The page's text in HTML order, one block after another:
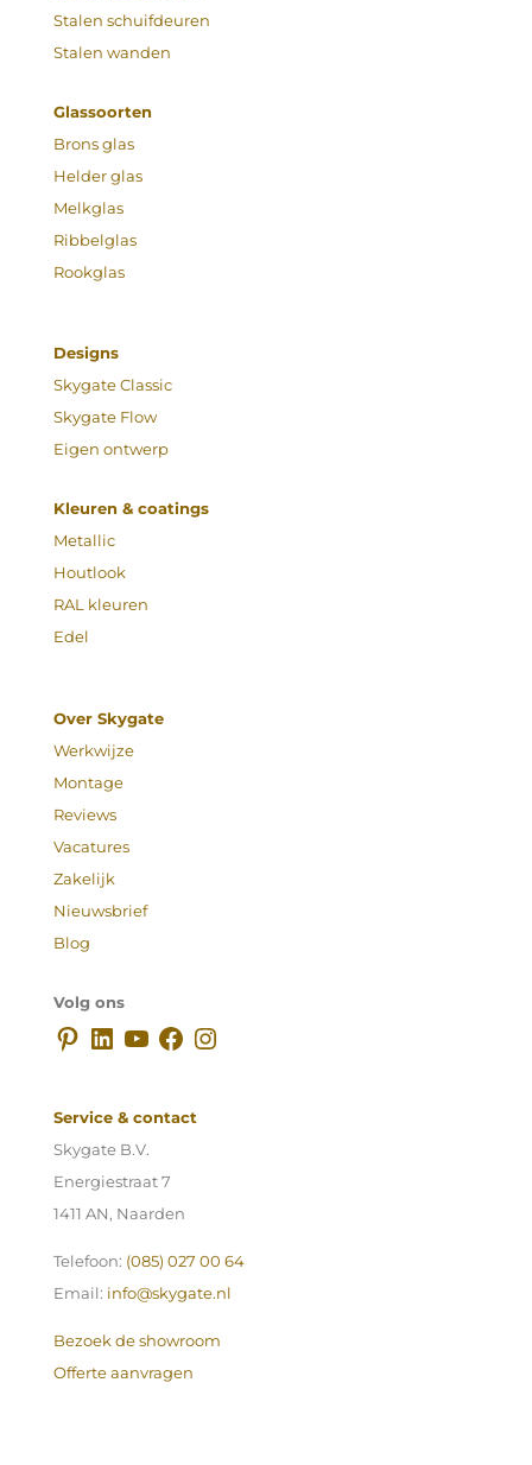
Stalen schuifdeuren
Stalen wanden
Glassoorten
Brons glas
Helder glas
Melkglas
Ribbelglas
Rookglas
Designs
Skygate Classic
Skygate Flow
Eigen ontwerp
Kleuren & coatings
Metallic
Houtlook
RAL kleuren
Edel
Over Skygate
Werkwijze
Montage
Reviews
Vacatures
Zakelijk
Nieuwsbrief
Blog
Volg ons
Pinterest
LinkedIn
YouTube
Facebook
Instagram
Service & contact
Skygate B.V.
Energiestraat 7
1411 AN, Naarden
Telefoon: (085) 027 00 64
Email: info@skygate.nl
Bezoek de showroom
Offerte aanvragen